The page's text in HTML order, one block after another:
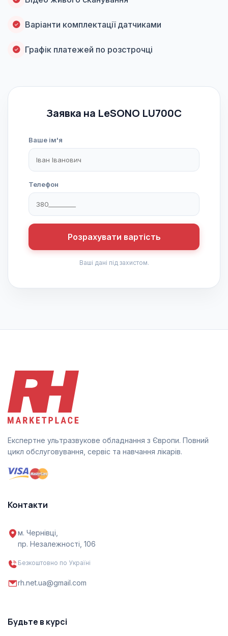
Варіанти комплектації датчиками
Графік платежей по розстрочці
Заявка на LeSONO LU700C
Ваше ім'я
Телефон
Розрахувати вартість
Ваші дані під захистом.
Експертне ультразвукове обладнання з Європи. Повний
цикл обслуговування, сервіс та навчання лікарів.
Контакти
м. Чернівці,
пр. Незалежності, 106
Безкоштовно по Україні
rh.net.ua@gmail.com
Будьте в курсі